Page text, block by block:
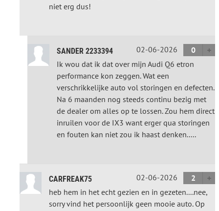
niet erg dus!
SANDER 2233394 02-06-2026
0
Ik wou dat ik dat over mijn Audi Q6 etron
performance kon zeggen. Wat een
verschrikkelijke auto vol storingen en defecten.
Na 6 maanden nog steeds continu bezig met
de dealer om alles op te lossen. Zou hem direct
inruilen voor de IX3 want erger qua storingen
en fouten kan niet zou ik haast denken.....
CARFREAK75 02-06-2026
2
heb hem in het echt gezien en in gezeten....nee,
sorry vind het persoonlijk geen mooie auto. Op